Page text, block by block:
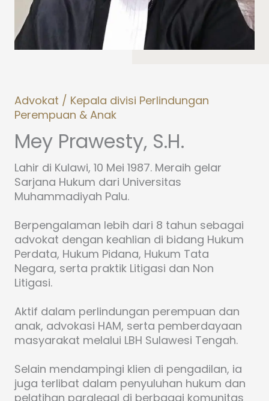
Advokat / Kepala divisi Perlindungan
Perempuan & Anak
Mey Prawesty, S.H.
Lahir di Kulawi, 10 Mei 1987. Meraih gelar
Sarjana Hukum dari Universitas
Muhammadiyah Palu.
Berpengalaman lebih dari 8 tahun sebagai
advokat dengan keahlian di bidang Hukum
Perdata, Hukum Pidana, Hukum Tata
Negara, serta praktik Litigasi dan Non
Litigasi.
Aktif dalam perlindungan perempuan dan
anak, advokasi HAM, serta pemberdayaan
masyarakat melalui LBH Sulawesi Tengah.
Selain mendampingi klien di pengadilan, ia
juga terlibat dalam penyuluhan hukum dan
pelatihan paralegal di berbagai komunitas